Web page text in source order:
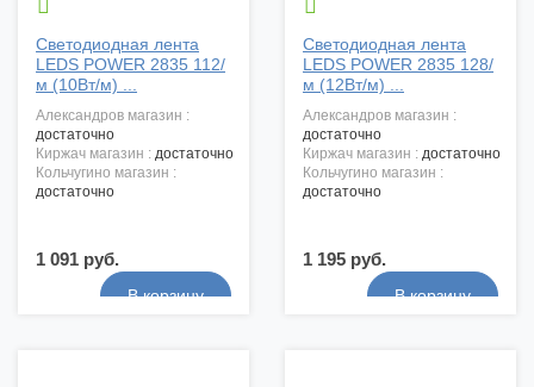

Светодиодная лента
LEDS POWER 2835 112/
м (10Вт/м) ...
александров магазин :
достаточно
киржач магазин : достаточно
кольчугино магазин :
достаточно
1 091 руб.

Светодиодная лента
LEDS POWER 2835 128/
м (12Вт/м) ...
александров магазин :
достаточно
киржач магазин : достаточно
кольчугино магазин :
достаточно
1 195 руб.